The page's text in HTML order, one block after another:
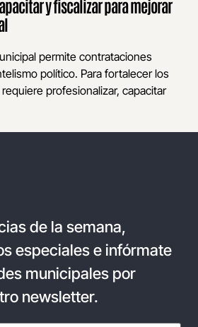
y fiscalizar para mejorar
permite contrataciones
político. Para fortalecer los
profesionalizar, capacitar
de la semana,
especiales e infórmate
municipales por
newsletter.